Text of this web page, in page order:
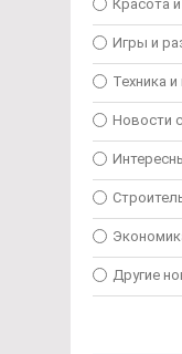
Красота
Игры и
Техника и
Новости
Другие